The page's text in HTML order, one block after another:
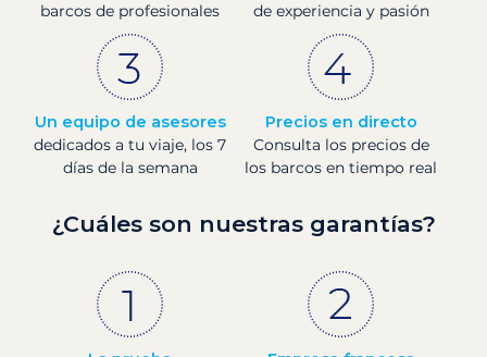
barcos de profesionales
de experiencia y pasión
Un equipo de asesores
dedicados a tu viaje, los 7
días de la semana
Precios en directo
Consulta los precios de
los barcos en tiempo real
¿Cuáles son nuestras garantías?